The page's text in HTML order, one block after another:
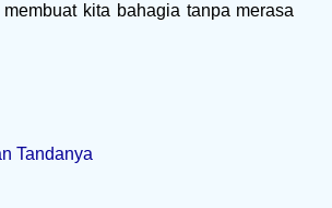
kita bahagia tanpa merasa
Tandanya